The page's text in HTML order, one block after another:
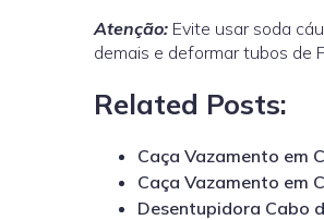
Atenção: Evite usar soda
demais e deformar tubos de
Related Posts:
Caça Vazamento em
Caça Vazamento em
Desentupidora Cabo